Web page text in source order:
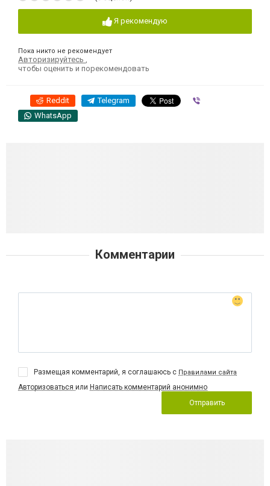
Я рекомендую
Пока никто не рекомендует
Авторизируйтесь
чтобы оценить и порекомендовать
Reddit Telegram
WhatsApp
Комментарии
Размещая комментарий, я соглашаюсь с Правилами сайта
Авторизоваться или Написать комментарий анонимно
Отправить